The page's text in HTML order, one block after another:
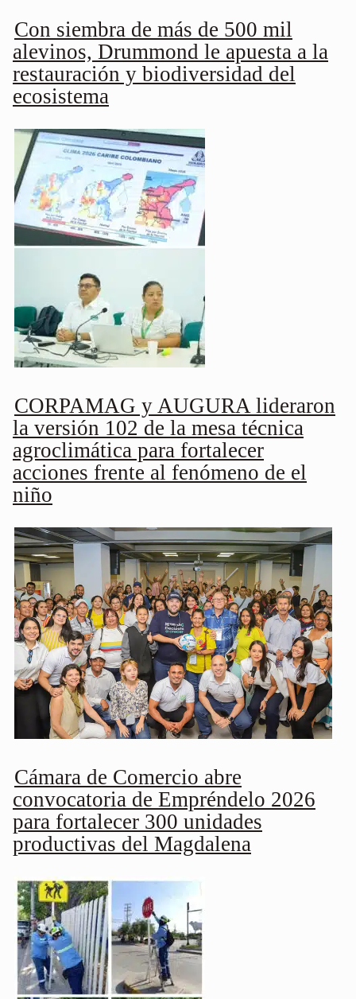
Con siembra de más de 500 mil
alevinos, Drummond le apuesta a la
restauración y biodiversidad del
ecosistema
CORPAMAG y AUGURA lideraron
la versión 102 de la mesa técnica
agroclimática para fortalecer
acciones frente al fenómeno de el
niño
Cámara de Comercio abre
convocatoria de Empréndelo 2026
para fortalecer 300 unidades
productivas del Magdalena